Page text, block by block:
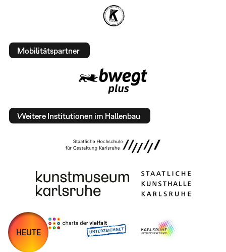
Mobilitätspartner
Weitere Institutionen im Hallenbau
HEUTE